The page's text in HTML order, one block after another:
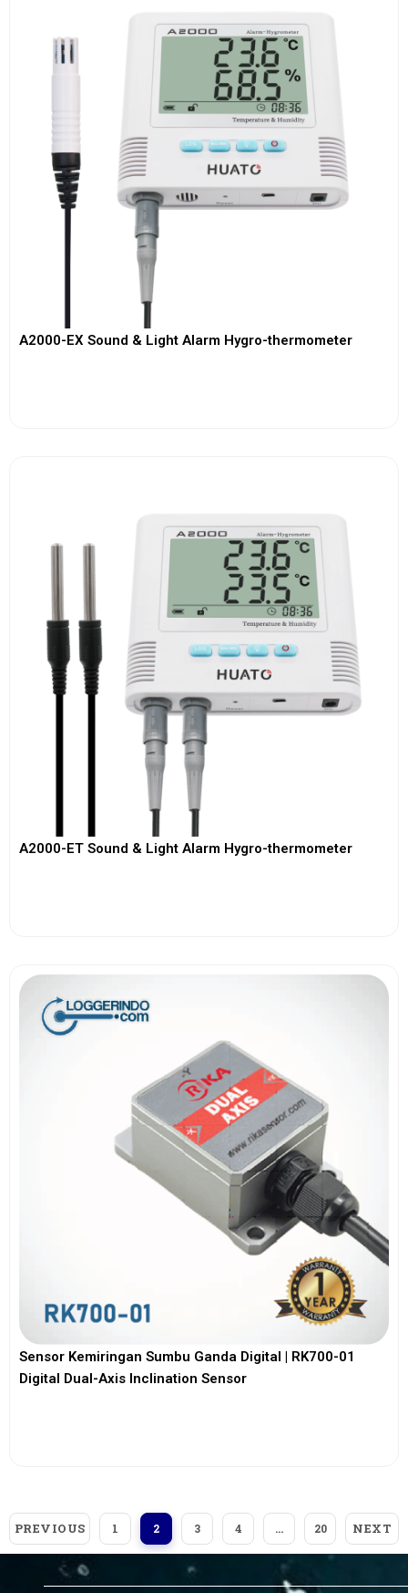
A2000-EX Sound & Light Alarm Hygro-thermometer
A2000-ET Sound & Light Alarm Hygro-thermometer
Sensor Kemiringan Sumbu Ganda Digital | RK700-01
Digital Dual-Axis Inclination Sensor
PREVIOUS 1 2 3 4 … 20 NEXT